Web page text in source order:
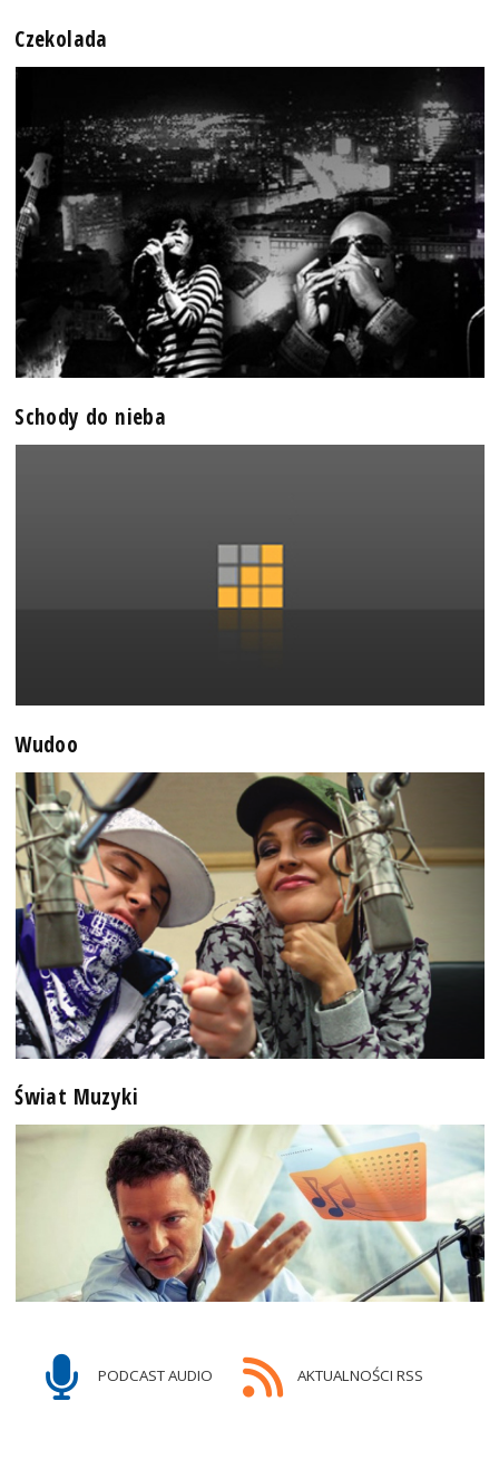
Czekolada
Schody do nieba
Wudoo
Świat Muzyki
PODCAST AUDIO AKTUALNOŚCI RSS